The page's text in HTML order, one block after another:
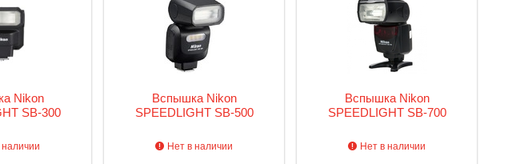
Nikon
SB-300
наличии
Вспышка Nikon
SPEEDLIGHT SB-500
Нет в наличии
Вспышка Nikon
SPEEDLIGHT SB-700
Нет в наличии